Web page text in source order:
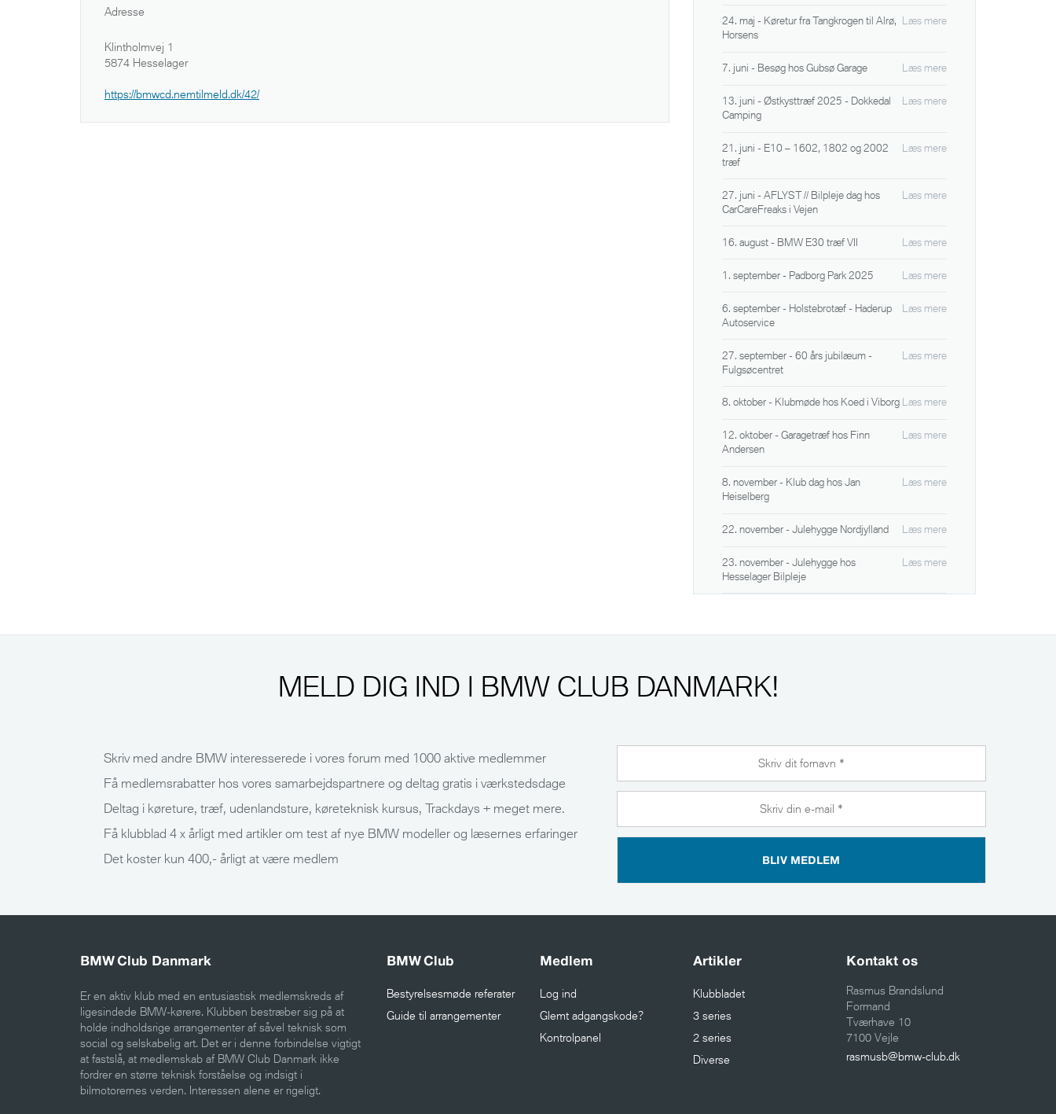
Adresse
Klintholmvej 1
5874 Hesselager
https://bmwcd.nemtilmeld.dk/42/
Læs mere
24. maj - Køretur fra Tangkrogen til Alrø,
Horsens
Læs mere
7. juni - Besøg hos Gubsø Garage
Læs mere
13. juni - Østkysttræf 2025 - Dokkedal
Camping
Læs mere
21. juni - E10 – 1602, 1802 og 2002
træf
Læs mere
27. juni - AFLYST // Bilpleje dag hos
CarCareFreaks i Vejen
Læs mere
16. august - BMW E30 træf VII
Læs mere
1. september - Padborg Park 2025
Læs mere
6. september - Holstebrotæf - Haderup
Autoservice
Læs mere
27. september - 60 års jubilæum -
Fulgsøcentret
Læs mere
8. oktober - Klubmøde hos Koed i Viborg
Læs mere
12. oktober - Garagetræf hos Finn
Andersen
Læs mere
8. november - Klub dag hos Jan
Heiselberg
Læs mere
22. november - Julehygge Nordjylland
Læs mere
23. november - Julehygge hos
Hesselager Bilpleje
MELD DIG IND I BMW CLUB DANMARK!
Skriv med andre BMW interesserede i vores forum med 1000 aktive medlemmer
Få medlemsrabatter hos vores samarbejdspartnere og deltag gratis i værkstedsdage
Deltag i køreture, træf, udenlandsture, køreteknisk kursus, Trackdays + meget mere.
Få klubblad 4 x årligt med artikler om test af nye BMW modeller og læsernes erfaringer
Det koster kun 400,- årligt at være medlem
BLIV MEDLEM
BMW Club Danmark
Er en aktiv klub med en entusiastisk medlemskreds af
ligesindede BMW-kørere. Klubben bestræber sig på at
holde indholdsrige arrangementer af såvel teknisk som
social og selskabelig art. Det er i denne forbindelse vigtigt
at fastslå, at medlemskab af BMW Club Danmark ikke
fordrer en større teknisk forståelse og indsigt i
bilmotorernes verden. Interessen alene er rigeligt.
BMW Club
Bestyrelsesmøde referater
Guide til arrangementer
Medlem
Log ind
Glemt adgangskode?
Kontrolpanel
Artikler
Klubbladet
3 series
2 series
Diverse
Kontakt os
Rasmus Brandslund
Formand
Tværhave 10
7100 Vejle
rasmusb@bmw-club.dk